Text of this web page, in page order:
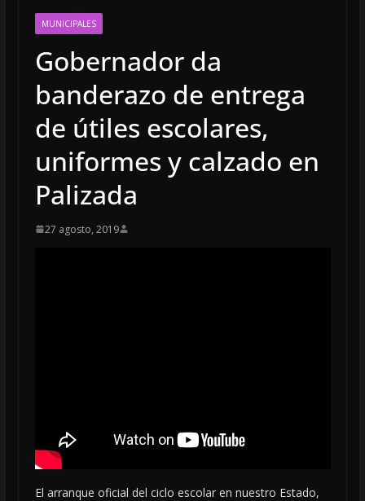
MUNICIPALES
Gobernador da
banderazo de entrega
de útiles escolares,
uniformes y calzado en
Palizada
27 agosto, 2019
El arranque oficial del ciclo escolar en nuestro Estado,